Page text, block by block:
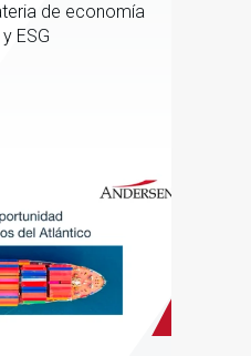
de economía
ESG